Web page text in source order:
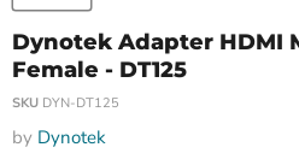
Dynotek Adapter HDMI
Female - DT125
SKU DYN-DT125
by Dynotek